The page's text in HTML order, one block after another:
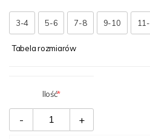
3-4 5-6 7-8 9-10
Tabela rozmiarów
Ilość
- +